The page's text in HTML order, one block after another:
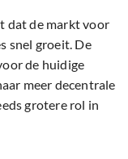
dat de markt voor
snel groeit. De
de huidige
meer decentrale
grotere rol in